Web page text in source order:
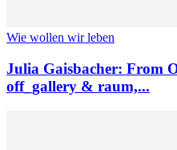
Wie wollen wir leben
Julia Gaisbacher: From
off_gallery & raum,...